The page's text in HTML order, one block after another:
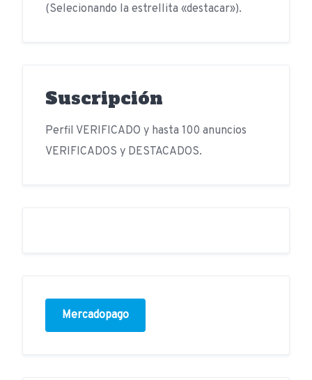
(Selecionando la estrellita «destacar»).
Suscripción
Perfil VERIFICADO y hasta 100 anuncios
VERIFICADOS y DESTACADOS.
Mercadopago